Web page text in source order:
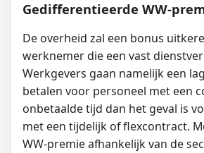
Gedifferentieerde WW-
De overheid zal een bonus
werknemer die een vast
Werkgevers gaan namelijk een
betalen voor personeel met een
onbetaalde tijd dan het geval is
met een tijdelijk of flexcontract.
WW-premie afhankelijk van de